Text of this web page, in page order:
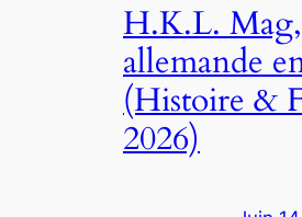
H.K.L. Mag,
allemande
(Histoire &
2026)